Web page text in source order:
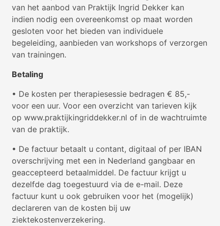
van het aanbod van Praktijk Ingrid Dekker kan
indien nodig een overeenkomst op maat worden
gesloten voor het bieden van individuele
begeleiding, aanbieden van workshops of verzorgen
van trainingen.
Betaling
• De kosten per therapiesessie bedragen € 85,-
voor een uur. Voor een overzicht van tarieven kijk
op www.praktijkingriddekker.nl of in de wachtruimte
van de praktijk.
• De factuur betaalt u contant, digitaal of per IBAN
overschrijving met een in Nederland gangbaar en
geaccepteerd betaalmiddel. De factuur krijgt u
dezelfde dag toegestuurd via de e-mail. Deze
factuur kunt u ook gebruiken voor het (mogelijk)
declareren van de kosten bij uw
ziektekostenverzekering.